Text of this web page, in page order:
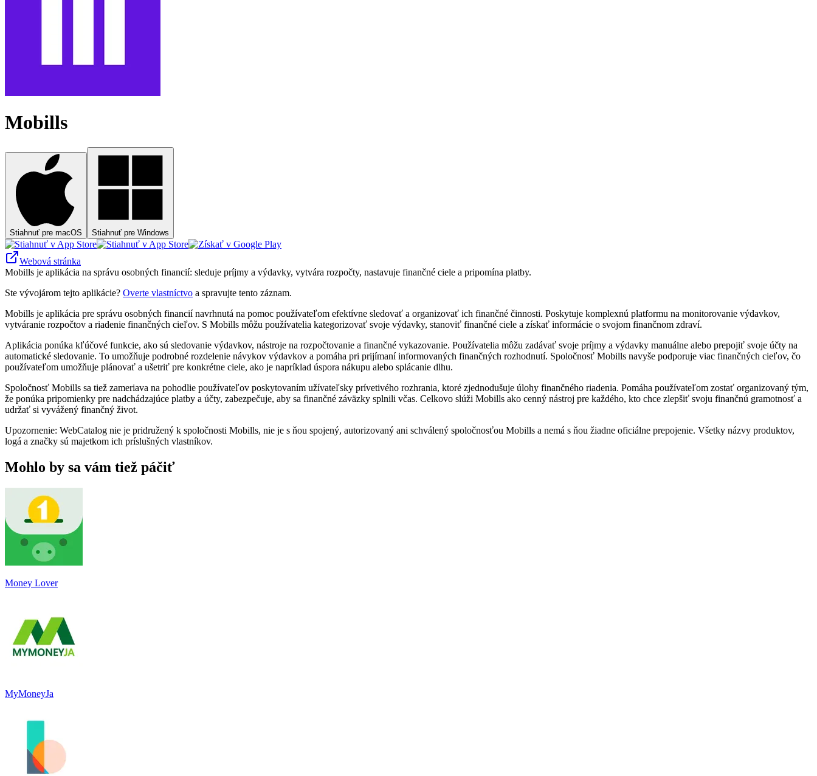
Mobills
Stiahnuť pre macOS Stiahnuť pre Windows
Webová stránka
Mobills je aplikácia na správu osobných financií: sleduje príjmy a výdavky, vytvára rozpočty, nastavuje finančné ciele a pripomína platby.
Ste vývojárom tejto aplikácie? Overte vlastníctvo a spravujte tento záznam.
Mobills je aplikácia pre správu osobných financií navrhnutá na pomoc používateľom efektívne sledovať a organizovať ich finančné činnosti. Poskytuje komplexnú platformu na monitorovanie výdavkov,
vytváranie rozpočtov a riadenie finančných cieľov. S Mobills môžu používatelia kategorizovať svoje výdavky, stanoviť finančné ciele a získať informácie o svojom finančnom zdraví.
Aplikácia ponúka kľúčové funkcie, ako sú sledovanie výdavkov, nástroje na rozpočtovanie a finančné vykazovanie. Používatelia môžu zadávať svoje príjmy a výdavky manuálne alebo prepojiť svoje účty na
automatické sledovanie. To umožňuje podrobné rozdelenie návykov výdavkov a pomáha pri prijímaní informovaných finančných rozhodnutí. Spoločnosť Mobills navyše podporuje viac finančných cieľov, čo
používateľom umožňuje plánovať a ušetriť pre konkrétne ciele, ako je napríklad úspora nákupu alebo splácanie dlhu.
Spoločnosť Mobills sa tiež zameriava na pohodlie používateľov poskytovaním užívateľsky prívetivého rozhrania, ktoré zjednodušuje úlohy finančného riadenia. Pomáha používateľom zostať organizovaný tým,
že ponúka pripomienky pre nadchádzajúce platby a účty, zabezpečuje, aby sa finančné záväzky splnili včas. Celkovo slúži Mobills ako cenný nástroj pre každého, kto chce zlepšiť svoju finančnú gramotnosť a
udržať si vyvážený finančný život.
Upozornenie: WebCatalog nie je pridružený k spoločnosti Mobills, nie je s ňou spojený, autorizovaný ani schválený spoločnosťou Mobills a nemá s ňou žiadne oficiálne prepojenie. Všetky názvy produktov,
logá a značky sú majetkom ich príslušných vlastníkov.
Mohlo by sa vám tiež páčiť
Money Lover
MyMoneyJa